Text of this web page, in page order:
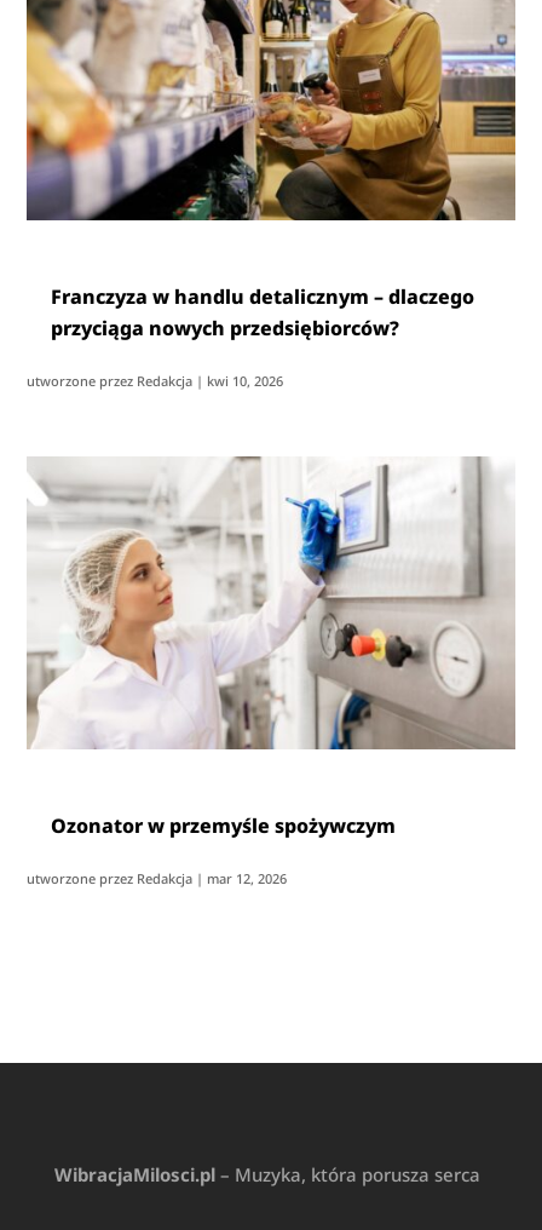
Franczyza w handlu detalicznym – dlaczego
przyciąga nowych przedsiębiorców?
utworzone przez Redakcja | kwi 10, 2026
Ozonator w przemyśle spożywczym
utworzone przez Redakcja | mar 12, 2026
WibracjaMilosci.pl– Muzyka, która porusza serca